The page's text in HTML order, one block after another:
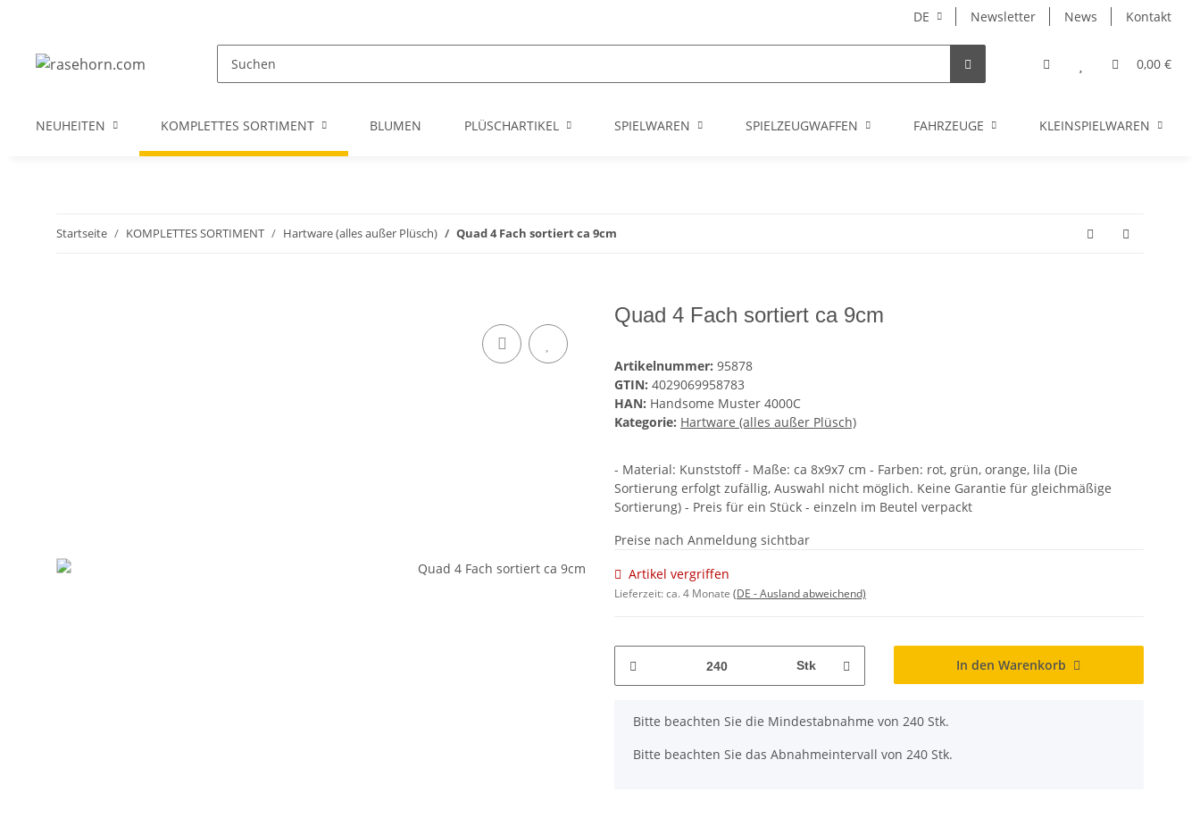
DE Newsletter News Kontakt
0,00 €
NEUHEITEN KOMPLETTES SORTIMENT BLUMEN PLÜSCHARTIKEL SPIELWAREN SPIELZEUGWAFFEN FAHRZEUGE KLEINSPIELWAREN
Startseite KOMPLETTES SORTIMENT Hartware (alles außer Plüsch) Quad 4 Fach sortiert ca 9cm
Quad 4 Fach sortiert ca 9cm
Artikelnummer: 95878
GTIN: 4029069958783
HAN: Handsome Muster 4000C
Kategorie: Hartware (alles außer Plüsch)
- Material: Kunststoff - Maße: ca 8x9x7 cm - Farben: rot, grün, orange, lila (Die
Sortierung erfolgt zufällig, Auswahl nicht möglich. Keine Garantie für gleichmäßige
Sortierung) - Preis für ein Stück - einzeln im Beutel verpackt
Preise nach Anmeldung sichtbar
Artikel vergriffen
Lieferzeit:ca. 4 Monate (DE - Ausland abweichend)
Stk In den Warenkorb
x
Bitte beachten Sie die Mindestabnahme von 240 Stk.
Bitte beachten Sie das Abnahmeintervall von 240 Stk.